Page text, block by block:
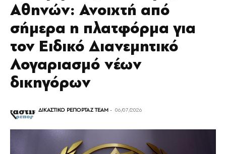
Αθηνών: Ανοιχτή από
σήμερα η πλατφόρμα για
τον Ειδικό Διανεμητικό
Λογαριασμό νέων
δικηγόρων
ΔΙΚΑΣΤΙΚΟ ΡΕΠΟΡΤΑΖ TEAM - 06/07/2026